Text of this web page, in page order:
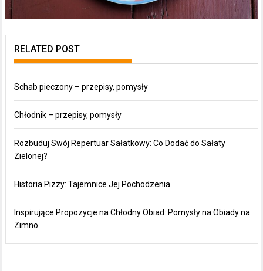
RELATED POST
Schab pieczony – przepisy, pomysły
Chłodnik – przepisy, pomysły
Rozbuduj Swój Repertuar Sałatkowy: Co Dodać do Sałaty
Zielonej?
Historia Pizzy: Tajemnice Jej Pochodzenia
Inspirujące Propozycje na Chłodny Obiad: Pomysły na Obiady na
Zimno